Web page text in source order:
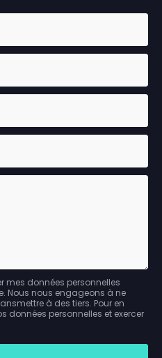
mes données personnelles
Nous nous engageons à ne
à des tiers. Pour en
données personnelles et exercer